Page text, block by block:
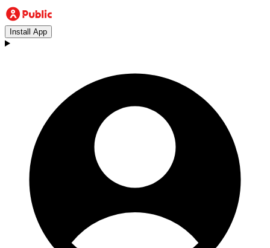
Install App